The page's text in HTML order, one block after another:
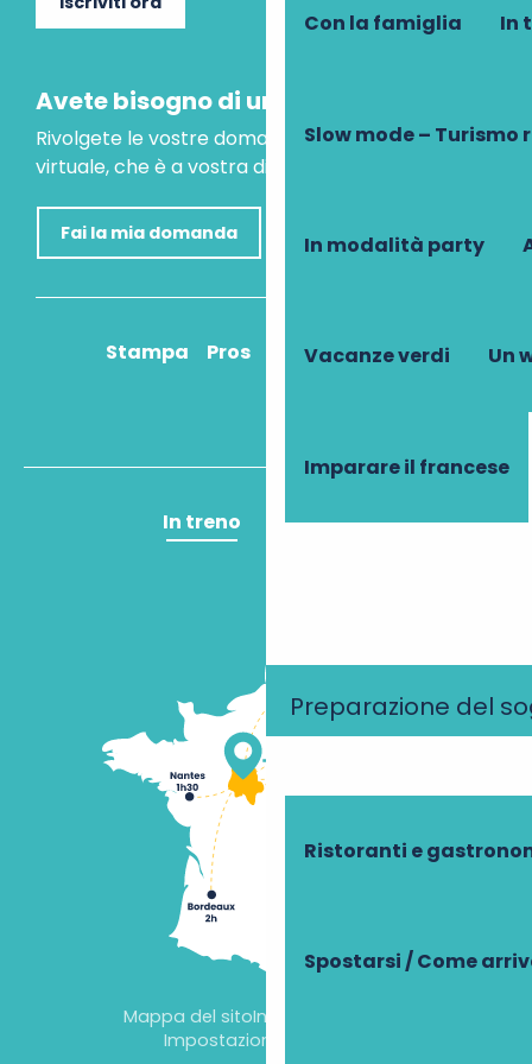
Con la famiglia In
Slow mode – Turismo
In modalità party
Vacanze verdi Un
Imparare il francese
Preparazione del
Ristoranti e
Spostarsi / Come
Avete bisogno di un consiglio?
Rivolgete le vostre domande al nostro assistente
virtuale, che è a vostra disposizione per aiutarvi.
Fai la mia domanda
Stampa Pros Come ci arrivo?
In treno In aereo
Mappa del sitoInformazioni legali
Impostazioni dei cookie